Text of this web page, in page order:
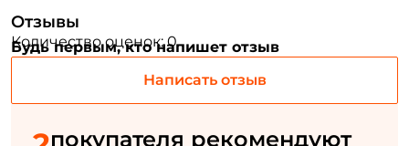
Отзывы
Количество оценок: 0
Будь первым, кто напишет отзыв
Написать отзыв
покупателя рекомендуют
Номер телефона: *
Придумайте пароль: *